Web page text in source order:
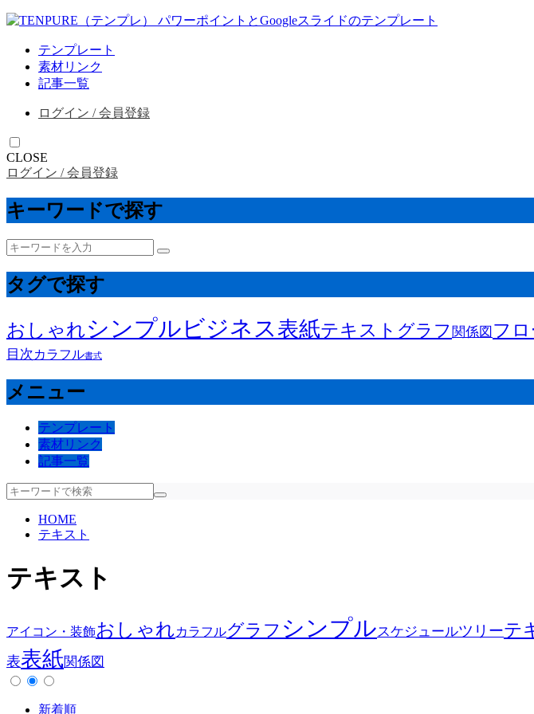
テンプレート
素材リンク
記事一覧
ログイン / 会員登録
CLOSE
ログイン / 会員登録
キーワードで探す
タグで探す
おしゃれシンプルビジネス 表紙テキスト グラフ 関係図 フ
目次カラフル書式
メニュー
テンプレート
素材リンク
記事一覧
HOME
テキスト
テキスト
アイコン・装飾おしゃれカラフルグラフ シンプルスケジュールツリーテ
表表紙関係図
新着順